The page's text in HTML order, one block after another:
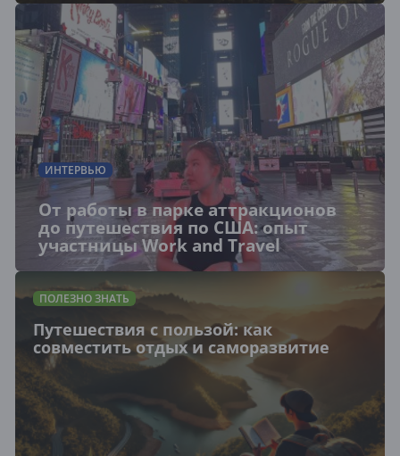
ИНТЕРВЬЮ
От работы в парке аттракционов
до путешествия по США: опыт
участницы Work and Travel
ПОЛЕЗНО ЗНАТЬ
Путешествия с пользой: как
совместить отдых и саморазвитие